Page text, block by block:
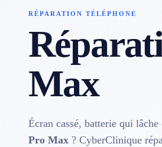
Réparation téléphone
Tarifs
RÉPARATION TÉLÉPHONE
Max
Écran cassé, batterie qui
Pro Max ? CyberClinique